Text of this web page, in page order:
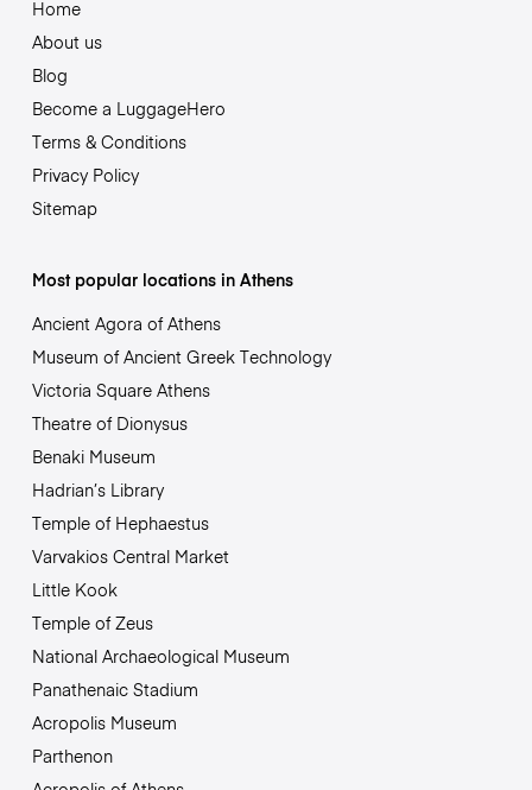
Home
About us
Blog
Become a LuggageHero
Terms & Conditions
Privacy Policy
Sitemap
Most popular locations in Athens
Ancient Agora of Athens
Museum of Ancient Greek Technology
Victoria Square Athens
Theatre of Dionysus
Benaki Museum
Hadrian’s Library
Temple of Hephaestus
Varvakios Central Market
Little Kook
Temple of Zeus
National Archaeological Museum
Panathenaic Stadium
Acropolis Museum
Parthenon